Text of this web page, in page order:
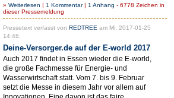
» Weiterlesen | 1 Kommentar| 1 Anhang - 6778 Zeichen in
dieser Pressemeldung
Pressetext verfasst von REDTREE am Mi, 2017-01-25
14:48.
Deine-Versorger.de auf der E-world 2017
Auch 2017 findet in Essen wieder die E-world,
die große Fachmesse für Energie- und
Wasserwirtschaft statt. Vom 7. bis 9. Februar
setzt die Messe in diesem Jahr vor allem auf